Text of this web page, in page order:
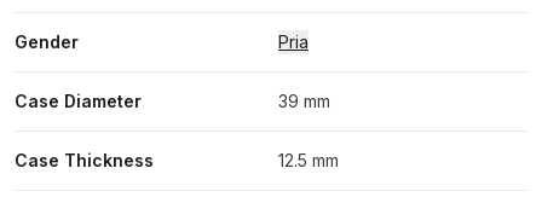
Gender Pria
Case Diameter 39 mm
Case Thickness 12.5 mm